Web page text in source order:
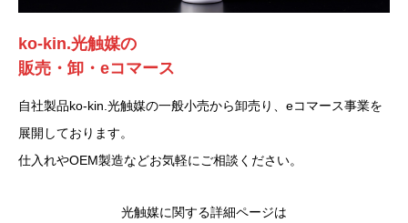
ko-kin.光触媒の
販売・卸・eコマース
自社製品ko-kin.光触媒の一般小売から卸売り、eコマース事業を
展開しております。
仕入れやOEM製造などお気軽にご相談ください。
光触媒に関する詳細ページは